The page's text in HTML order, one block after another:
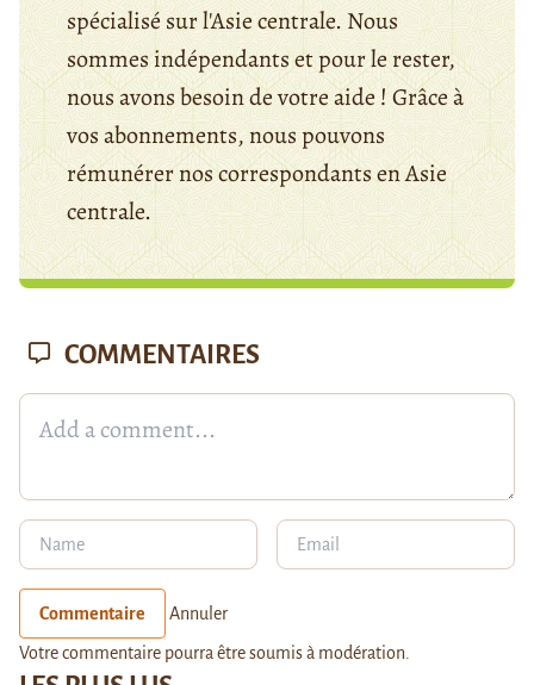
spécialisé sur l'Asie centrale. Nous
sommes indépendants et pour le rester,
nous avons besoin de votre aide ! Grâce à
vos abonnements, nous pouvons
rémunérer nos correspondants en Asie
centrale.
COMMENTAIRES
Commentaire Annuler
Votre commentaire pourra être soumis à modération.